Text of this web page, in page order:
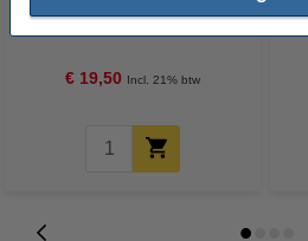
(123inkt huismerk)
€ 19,50 Incl. 21% btw